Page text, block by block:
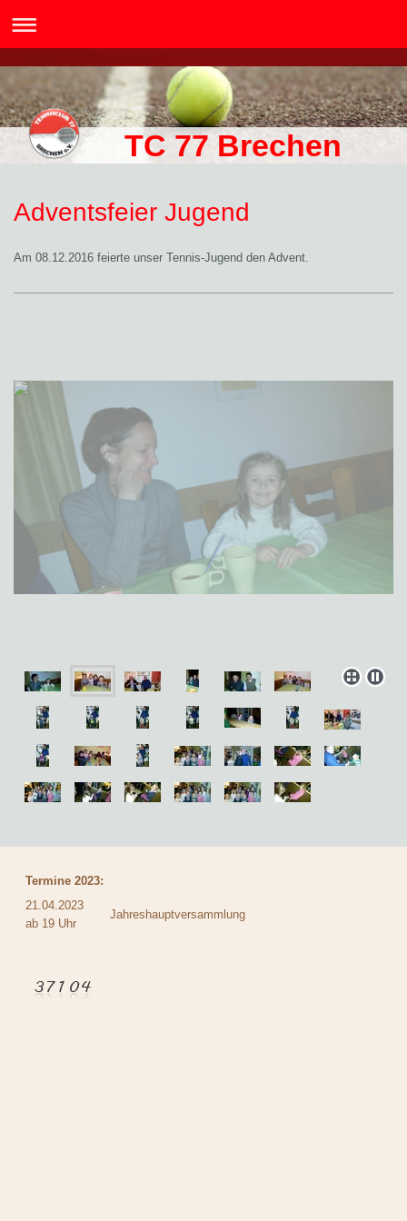
TC 77 Brechen
Adventsfeier Jugend
Am 08.12.2016 feierte unser Tennis-Jugend den Advent.
Termine 2023:
21.04.2023
ab 19 Uhr
Jahreshauptversammlung